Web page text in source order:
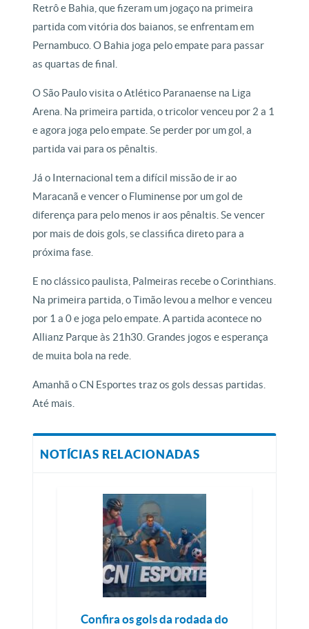
Retrô e Bahia, que fizeram um jogaço na primeira
partida com vitória dos baianos, se enfrentam em
Pernambuco. O Bahia joga pelo empate para passar
as quartas de final.
O São Paulo visita o Atlético Paranaense na Liga
Arena. Na primeira partida, o tricolor venceu por 2 a 1
e agora joga pelo empate. Se perder por um gol, a
partida vai para os pênaltis.
Já o Internacional tem a difícil missão de ir ao
Maracanã e vencer o Fluminense por um gol de
diferença para pelo menos ir aos pênaltis. Se vencer
por mais de dois gols, se classifica direto para a
próxima fase.
E no clássico paulista, Palmeiras recebe o Corinthians.
Na primeira partida, o Timão levou a melhor e venceu
por 1 a 0 e joga pelo empate. A partida acontece no
Allianz Parque às 21h30. Grandes jogos e esperança
de muita bola na rede.
Amanhã o CN Esportes traz os gols dessas partidas.
Até mais.
NOTÍCIAS RELACIONADAS
Confira os gols da rodada do